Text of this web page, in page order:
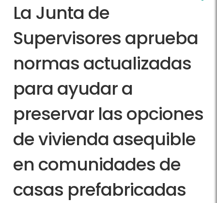
La Junta de
Supervisores aprueba
normas actualizadas
para ayudar a
preservar las opciones
de vivienda asequible
en comunidades de
casas prefabricadas